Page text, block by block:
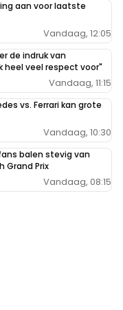
aan voor laatste
Vandaag, 12:05
de indruk van
heel veel respect voor"
Vandaag, 11:15
vs. Ferrari kan grote
Vandaag, 10:30
balen stevig van
Grand Prix
Vandaag, 08:15